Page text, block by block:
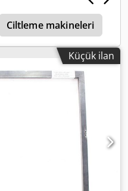
Zoom - Telegram Stokta
teslim - Test edilebilir
Ciltleme makineleri
Küçük ilan